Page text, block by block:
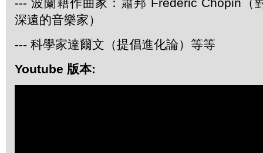
深遠的音樂家）
--- 科學家達爾文（提倡進化論）等等
Youtube 版本: